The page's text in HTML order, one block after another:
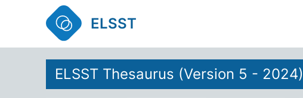
ELSST
ELSST Thesaurus (Version 5 - 2024)
POLITIKK (POLICY)
POLITISK HANDLING
POLITISKE INSTITUSJONER
POLITISKE SYSTEMER
POLITISKE, SOSIALE OG ØKONOMISKE SPØRSMÅL
PRESTASJON
PRESTISJE
PRODUKTER
PSYKOLOGI